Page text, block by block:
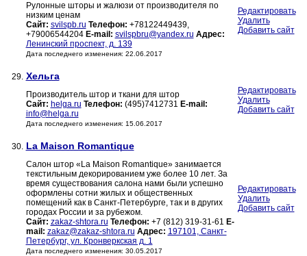
Рулонные шторы и жалюзи от производителя по
низким ценам
Сайт: svilspb.ru Телефон: +78122449439,
+79006544204 E-mail: svilspbru@yandex.ru Адрес:
Ленинский проспект, д. 139
Дата последнего изменения: 22.06.2017
Редактировать
Удалить
Добавить сайт
29. Хельга
Производитель штор и ткани для штор
Сайт: helga.ru Телефон: (495)7412731 E-mail:
info@helga.ru
Дата последнего изменения: 15.06.2017
Редактировать
Удалить
Добавить сайт
30. La Maison Romantique
Салон штор «La Maison Romantique» занимается
текстильным декорированием уже более 10 лет. За
время существования салона нами были успешно
оформлены сотни жилых и общественных
помещений как в Санкт-Петербурге, так и в других
городах России и за рубежом.
Сайт: zakaz-shtora.ru Телефон: +7 (812) 319-31-61 E-
mail: zakaz@zakaz-shtora.ru Адрес: 197101, Санкт-
Петербург, ул. Кронверкская д. 1
Дата последнего изменения: 30.05.2017
Редактировать
Удалить
Добавить сайт